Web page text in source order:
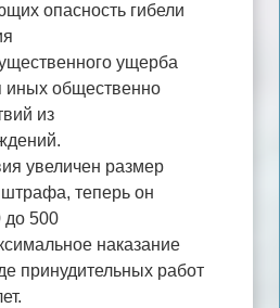
опасность гибели
ущерба
иных общественно
из
увеличен размер
теперь он
до 500
наказание
принудительных работ